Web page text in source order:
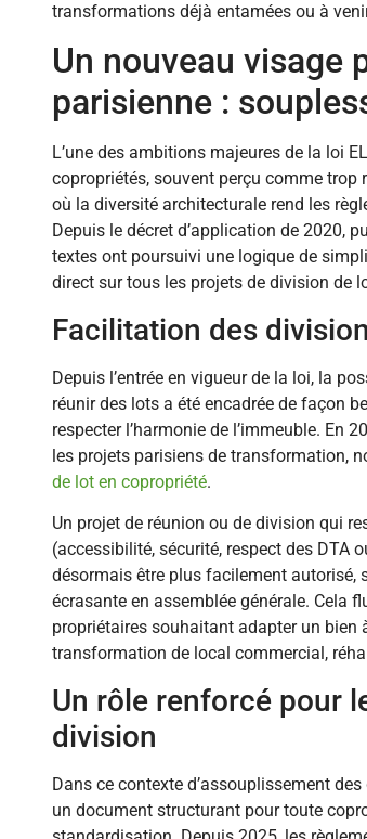
transformations déjà entamées ou à
Un nouveau visage
parisienne :
L’une des ambitions majeures de la loi
copropriétés, souvent perçu comme
où la diversité architecturale rend les
Depuis le décret d’application de 2020,
textes ont poursuivi une logique de
direct sur tous les projets de division de
Facilitation des
Depuis l’entrée en vigueur de la loi, la
réunir des lots a été encadrée de façon
respecter l’harmonie de l’immeuble. En
les projets parisiens de transformation,
de lot en copropriété.
Un projet de réunion ou de division qui
(accessibilité, sécurité, respect des DTA
désormais être plus facilement autorisé,
écrasante en assemblée générale. Cela
propriétaires souhaitant adapter un bien
transformation de local commercial,
Un rôle renforcé pour
division
Dans ce contexte d’assouplissement
un document structurant pour toute